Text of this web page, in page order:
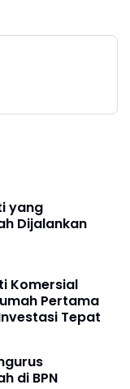
yang
Dijalankan
Komersial
Pertama
Tepat
di BPN